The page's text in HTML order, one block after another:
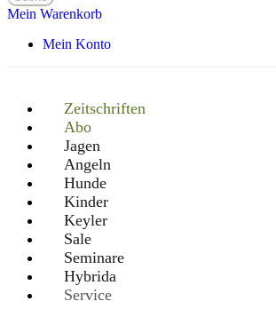
Mein Warenkorb
Mein Konto
Zeitschriften
Abo
Jagen
Angeln
Hunde
Kinder
Keyler
Sale
Seminare
Hybrida
Service